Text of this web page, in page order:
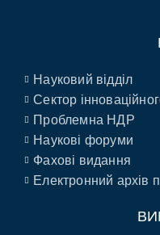
Науковий відділ
Сектор
Проблемна НДР
Наукові форуми
Фахові видання
Електронний архів